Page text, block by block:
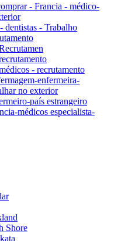
- Francia - médico-
dentistas - Trabalho
- recrutamento
enfermeira-
no exterior
país estrangeiro
médicos especialista-
Shore